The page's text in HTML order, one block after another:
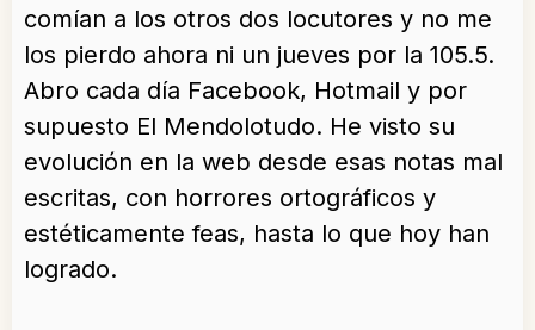
comían a los otros dos locutores y no me
los pierdo ahora ni un jueves por la 105.5.
Abro cada día Facebook, Hotmail y por
supuesto El Mendolotudo. He visto su
evolución en la web desde esas notas mal
escritas, con horrores ortográficos y
estéticamente feas, hasta lo que hoy han
logrado.